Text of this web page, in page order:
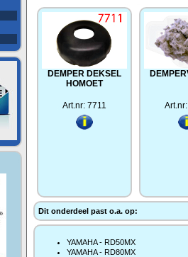
DEMPER DEKSEL
HOMOET
Art.nr: 7711
Dit onderdeel past o.a. op:
YAMAHA - RD50MX
YAMAHA - RD80MX